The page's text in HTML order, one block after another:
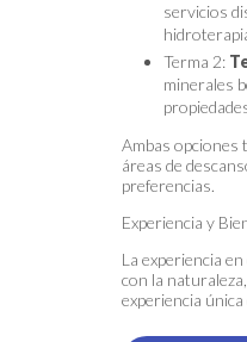
servicios
Terma 2:
minerales
Ambas opciones
áreas de
preferencias.
Experiencia y
La experiencia
con la
experiencia